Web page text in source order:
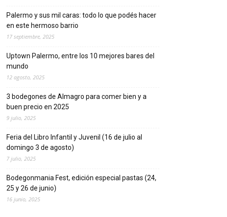
Palermo y sus mil caras: todo lo que podés hacer
en este hermoso barrio
17 septiembre, 2025
Uptown Palermo, entre los 10 mejores bares del
mundo
12 agosto, 2025
3 bodegones de Almagro para comer bien y a
buen precio en 2025
9 julio, 2025
Feria del Libro Infantil y Juvenil (16 de julio al
domingo 3 de agosto)
7 julio, 2025
Bodegonmania Fest, edición especial pastas (24,
25 y 26 de junio)
16 junio, 2025